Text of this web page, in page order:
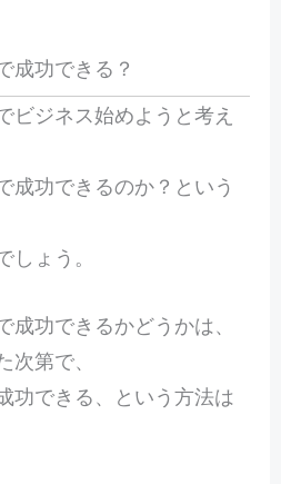
成功できる？
ビジネス始めようと考え
成功できるのか？という
ょう。
成功できるかどうかは、
第で、
功できる、という方法は